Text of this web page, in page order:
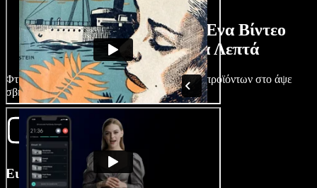
Πώς να Δημιουργήσετε Ένα Βίντεο
Αξιολόγησης σε Λίγα Λεπτά
Φτιάξτε εντυπωσιακά βίντεο αξιολογήσεων προϊόντων στο άψε
σβήσε με το Speechify Studio.
Εισαγάγετε το Βίντεό σας